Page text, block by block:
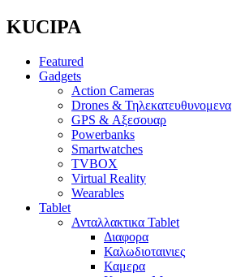
KUCIPA
Featured
Gadgets
Action Cameras
Drones & Τηλεκατευθυνομενα
GPS & Αξεσουαρ
Powerbanks
Smartwatches
TVBOX
Virtual Reality
Wearables
Tablet
Ανταλλακτικα Tablet
Διαφορα
Καλωδιοταινιες
Καμερα